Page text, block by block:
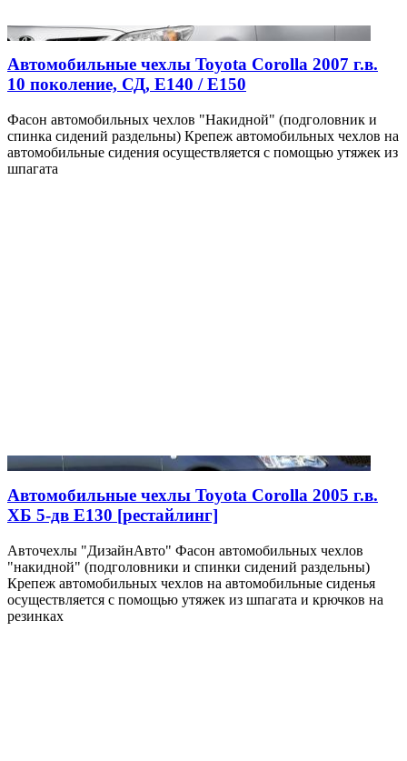
Автомобильные чехлы Toyota Corolla 2007 г.в.
10 поколение, СД, Е140 / Е150
Фасон автомобильных чехлов "Накидной" (подголовник и
спинка сидений раздельны) Крепеж автомобильных чехлов на
автомобильные сидения осуществляется с помощью утяжек из
шпагата
Автомобильные чехлы Toyota Corolla 2005 г.в.
ХБ 5-дв E130 [рестайлинг]
Авточехлы "ДизайнАвто" Фасон автомобильных чехлов
"накидной" (подголовники и спинки сидений раздельны)
Крепеж автомобильных чехлов на автомобильные сиденья
осуществляется с помощью утяжек из шпагата и крючков на
резинках